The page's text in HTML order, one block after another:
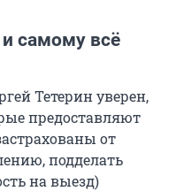
самому всё
Тетерин уверен,
предоставляют
от
подделать
на выезд)